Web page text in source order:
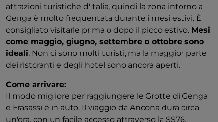
attrazioni turistiche d'Italia, quindi la zona intorno a
Genga è molto frequentata durante i mesi estivi. È
consigliato visitarle prima o dopo il picco estivo. Mesi
come maggio, giugno, settembre o ottobre sono
ideali. Non ci sono molti turisti, ma la maggior parte
dei ristoranti e degli hotel sono ancora aperti.
Come arrivare:
Il modo migliore per raggiungere le Grotte di Genga
e Frasassi è in auto. Il viaggio da Ancona dura circa
un'ora, con un facile accesso attraverso la SS76.